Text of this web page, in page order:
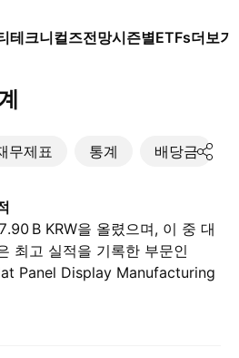
테크니컬즈전망시즌별ETFs더보기
무제표 통계 배당금
B‬ KRW을 올렸으며, 이 중 대
최고 실적을 기록한 부문인
Panel Display Manufacturing
타에서 이루어졌으며, 이는 지